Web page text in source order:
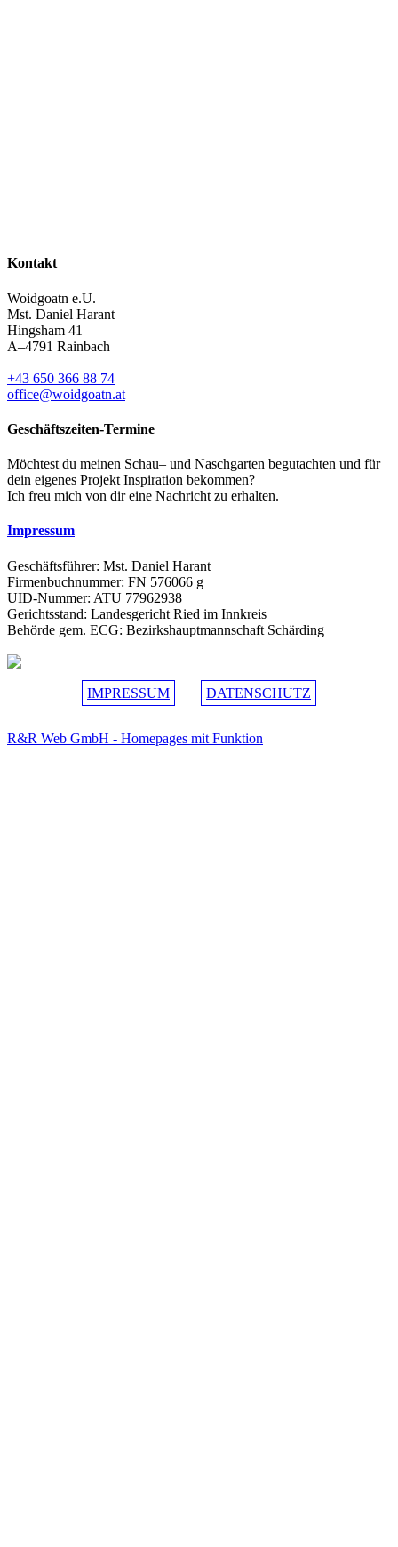
Kontakt
Woidgoatn e.U.
Mst. Daniel Harant
Hingsham 41
A–4791 Rainbach
+43 650 366 88 74
office@woidgoatn.at
Geschäftszeiten-Termine
Möchtest du meinen Schau– und Naschgarten begutachten und für
dein eigenes Projekt Inspiration bekommen?
Ich freu mich von dir eine Nachricht zu erhalten.
Impressum
Geschäftsführer: Mst. Daniel Harant
Firmenbuchnummer: FN 576066 g
UID-Nummer: ATU 77962938
Gerichtsstand: Landesgericht Ried im Innkreis
Behörde gem. ECG: Bezirkshauptmannschaft Schärding
IMPRESSUM DATENSCHUTZ
R&R Web GmbH - Homepages mit Funktion